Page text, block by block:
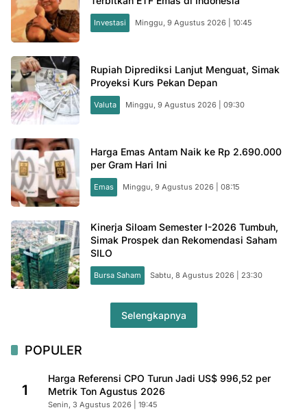
Investasi Minggu, 9 Agustus 2026 | 10:45
Rupiah Diprediksi Lanjut Menguat, Simak
Proyeksi Kurs Pekan Depan
Valuta Minggu, 9 Agustus 2026 | 09:30
Harga Emas Antam Naik ke Rp 2.690.000
per Gram Hari Ini
Emas Minggu, 9 Agustus 2026 | 08:15
Kinerja Siloam Semester I-2026 Tumbuh,
Simak Prospek dan Rekomendasi Saham
SILO
Bursa Saham Sabtu, 8 Agustus 2026 | 23:30
Selengkapnya
POPULER
1
Harga Referensi CPO Turun Jadi US$ 996,52 per
Metrik Ton Agustus 2026
Senin, 3 Agustus 2026 | 19:45